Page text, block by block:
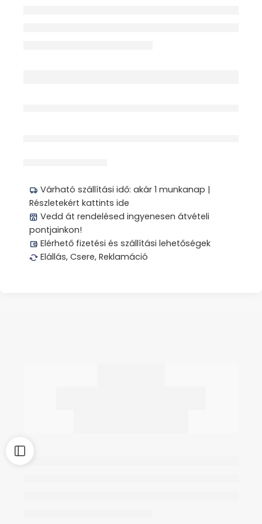
Várható szállítási idő: akár 1 munkanap |
Részletekért kattints ide
Vedd át rendelésed ingyenesen átvételi
pontjainkon!
Elérhető fizetési és szállítási lehetőségek
Elállás, Csere, Reklamáció